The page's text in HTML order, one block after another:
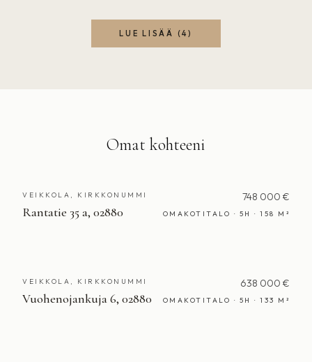
LUE LISÄÄ (4)
Omat kohteeni
VEIKKOLA, KIRKKONUMMI 748 000 €
Rantatie 35 a, 02880 OMAKOTITALO · 5H · 158 M²
VEIKKOLA, KIRKKONUMMI 638 000 €
Vuohenojankuja 6, 02880 OMAKOTITALO · 5H · 133 M²